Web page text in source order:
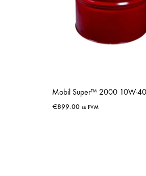
Mobil Super™ 2000 10W-
€899.00 su PVM